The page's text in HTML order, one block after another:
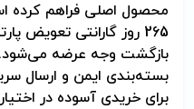
بازگشت وجه عرضه
بسته‌بندی ایمن و ارسال
برای خریدی آسوده در